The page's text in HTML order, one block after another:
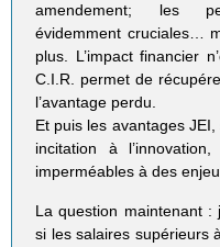
amendement; les
évidemment cruciales…
plus. L’impact financier
C.I.R. permet de
l’avantage perdu.
Et puis les avantages
incitation à
imperméables à des
La question maintenant :
si les salaires supérieurs